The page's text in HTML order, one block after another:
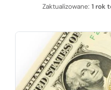
Zaktualizowane: 1 rok